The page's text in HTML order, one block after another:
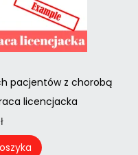
pacjentów z chorobą
licencjacka